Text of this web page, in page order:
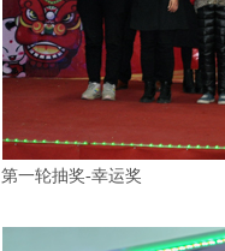
第一轮抽奖-幸运奖